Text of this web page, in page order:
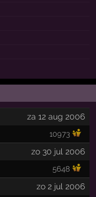
za 12 aug 2006
10973
zo 30 jul 2006
5648
zo 2 jul 2006